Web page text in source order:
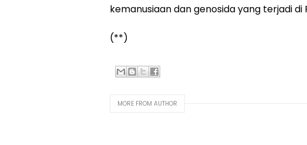
kemanusiaan dan genosida yang terjadi di
(**)
MORE FROM AUTHOR